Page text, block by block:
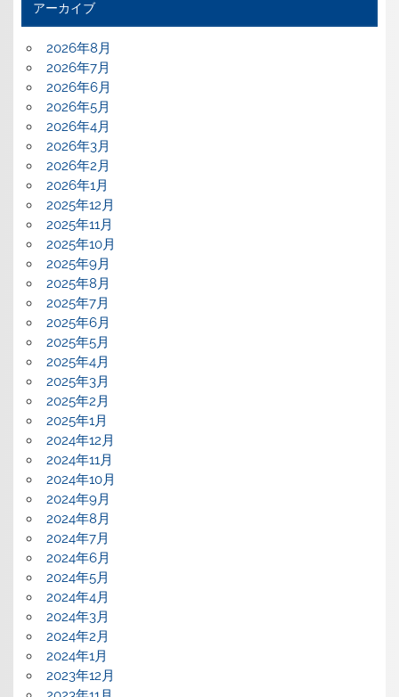
アーカイブ
2026年8月
2026年7月
2026年6月
2026年5月
2026年4月
2026年3月
2026年2月
2026年1月
2025年12月
2025年11月
2025年10月
2025年9月
2025年8月
2025年7月
2025年6月
2025年5月
2025年4月
2025年3月
2025年2月
2025年1月
2024年12月
2024年11月
2024年10月
2024年9月
2024年8月
2024年7月
2024年6月
2024年5月
2024年4月
2024年3月
2024年2月
2024年1月
2023年12月